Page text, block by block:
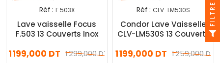
Réf : F.503X
Lave vaisselle Focus
F.503 13 Couverts Inox
1 299,000 DT
1 199,000 DT
Réf : CLV-LM530S
Condor Lave Vaisselle
CLV-LM530S 13 Couverts
1 259,000 DT
1 199,000 DT
FILTRE